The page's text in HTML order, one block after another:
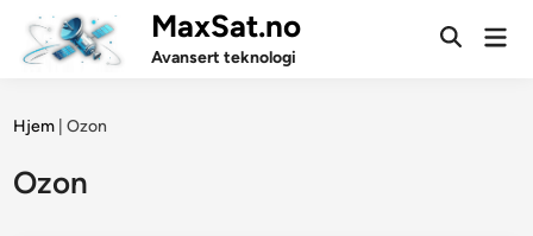
content
MaxSat.no
Avansert teknologi
Open
Hjem |Ozon
Ozon